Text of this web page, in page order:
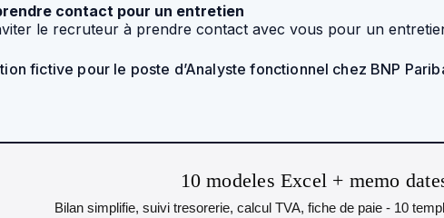
contact pour un entretien
le recruteur à prendre contact avec vous pour un
fictive pour le poste d’Analyste fonctionnel chez BNP
10 modeles Excel + memo
Bilan simplifie, suivi tresorerie, calcul TVA, fiche de paie - 10